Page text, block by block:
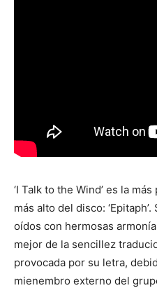
‘I Talk to the Wind’ es la
más alto del disco:
oídos con hermosas
mejor de la sencillez
provocada por su letra,
mienembro externo del